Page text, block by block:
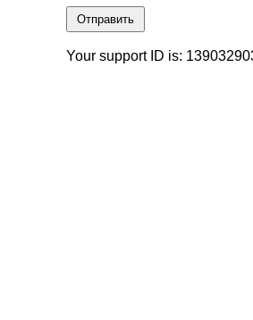
Отправить
Your support ID is: